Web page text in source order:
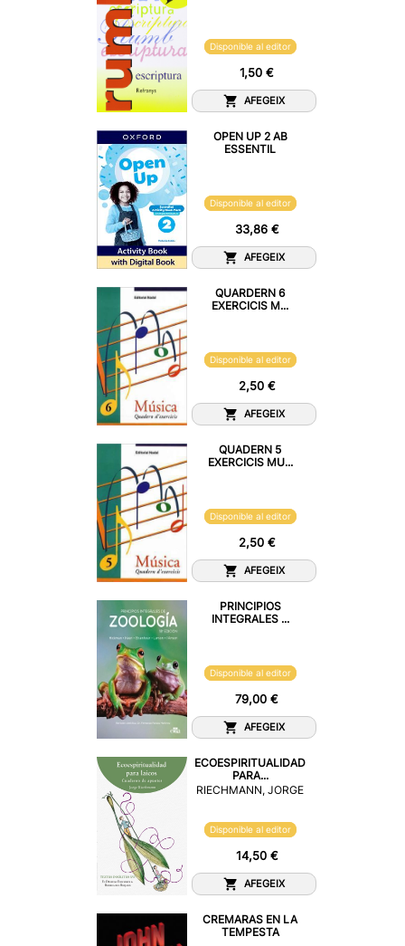
Disponible al editor
1,50 €
AFEGEIX
OPEN UP 2 AB
ESSENTIL
Disponible al editor
33,86 €
AFEGEIX
QUARDERN 6
EXERCICIS M...
Disponible al editor
2,50 €
AFEGEIX
QUADERN 5
EXERCICIS MU...
Disponible al editor
2,50 €
AFEGEIX
PRINCIPIOS
INTEGRALES ...
Disponible al editor
79,00 €
AFEGEIX
ECOESPIRITUALIDAD
PARA...
RIECHMANN, JORGE
Disponible al editor
14,50 €
AFEGEIX
CREMARAS EN LA
TEMPESTA